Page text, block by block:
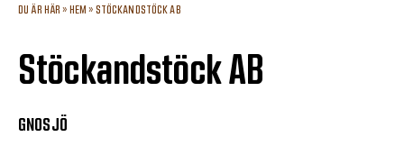
DU ÄR HÄR » HEM » STÖCKANDSTÖCK AB
Stöckandstöck AB
GNOSJÖ